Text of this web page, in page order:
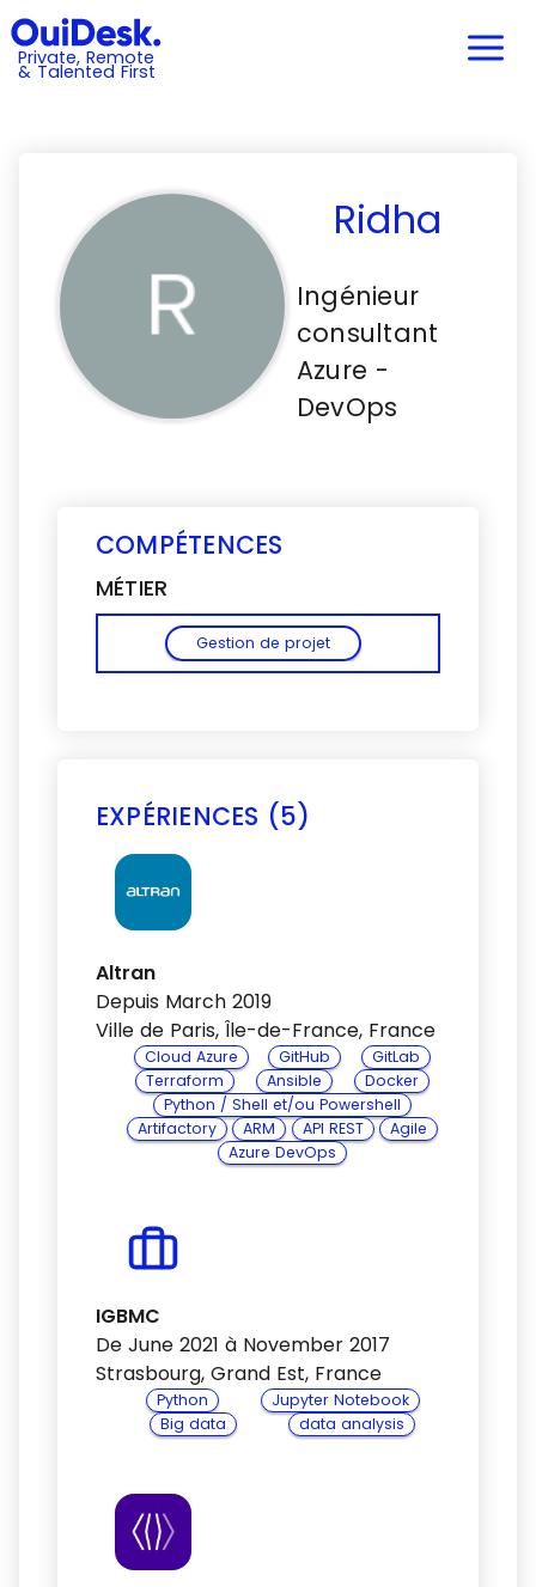
Private, Remote
& Talented First
Ridha
Ingénieur
consultant
Azure -
DevOps
COMPÉTENCES
MÉTIER
Gestion de projet
EXPÉRIENCES (5)
Altran
Depuis March 2019
Ville de Paris, Île-de-France, France
Cloud Azure GitHub
GitLab
Terraform
Ansible
Docker
Python / Shell et/ou Powershell
Artifactory
ARM API REST
Agile
Azure DevOps
IGBMC
De June 2021 à November 2017
Strasbourg, Grand Est, France
Python
Jupyter Notebook
Big data
data analysis